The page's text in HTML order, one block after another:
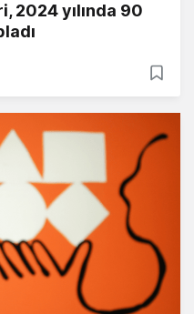
2024 yılında 90